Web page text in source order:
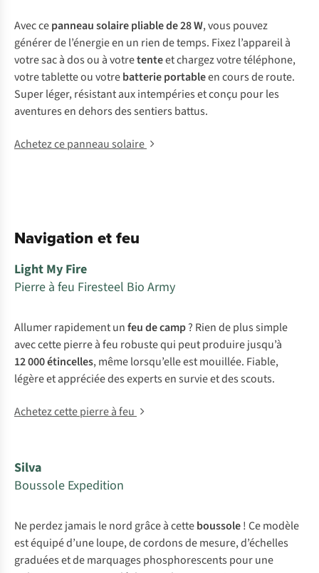
Avec cepanneau solairepliablede 28 W, vous pouvez
générer de l’énergie en un rien de temps. Fixez l’appareil à
votre sac à dos ou à votretenteet chargez votre téléphone,
votre tablette ou votrebatterie portableen cours de route.
Super léger, résistant aux intempéries et conçu pour les
aventures en dehors des sentiers battus.
Achetez ce panneau solaire
Navigation et feu
Light My Fire
Pierre à feu Firesteel Bio Army
Allumer rapidement unfeu de camp? Rien de plus simple
avec cette pierre à feu robuste qui peut produire jusqu’à
12 000 étincelles, même lorsqu’elle est mouillée. Fiable,
légère et appréciée des experts en survie et des scouts.
Achetez cette pierre à feu
Silva
Boussole Expedition
Ne perdez jamais le nord grâce à cetteboussole! Ce modèle
est équipé d’une loupe, de cordons de mesure, d’échelles
graduées et de marquages phosphorescents pour une